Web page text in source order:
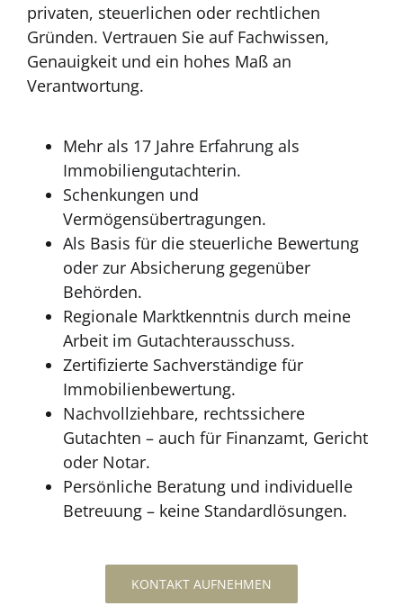
privaten, steuerlichen oder rechtlichen
Gründen. Vertrauen Sie auf Fachwissen,
Genauigkeit und ein hohes Maß an
Verantwortung.
Mehr als 17 Jahre Erfahrung als
Immobiliengutachterin.
Schenkungen und
Vermögensübertragungen.
Als Basis für die steuerliche Bewertung
oder zur Absicherung gegenüber
Behörden.
Regionale Marktkenntnis durch meine
Arbeit im Gutachterausschuss.
Zertifizierte Sachverständige für
Immobilienbewertung.
Nachvollziehbare, rechtssichere
Gutachten – auch für Finanzamt, Gericht
oder Notar.
Persönliche Beratung und individuelle
Betreuung – keine Standardlösungen.
KONTAKT AUFNEHMEN